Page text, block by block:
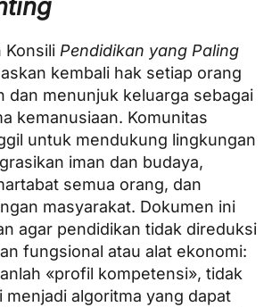
Konsili Pendidikan yang Paling
kembali hak setiap orang
dan menunjuk keluarga sebagai
kemanusiaan. Komunitas
untuk mendukung lingkungan
iman dan budaya,
semua orang, dan
masyarakat. Dokumen ini
agar pendidikan tidak direduksi
fungsional atau alat ekonomi:
«profil kompetensi», tidak
menjadi algoritma yang dapat